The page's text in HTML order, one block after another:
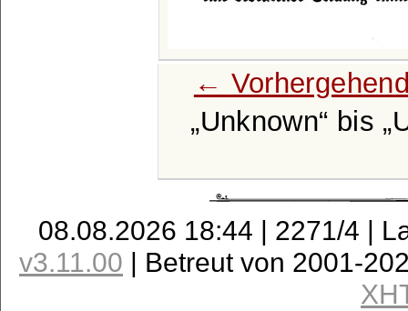
←
Unknown
bis
08.08.2026 18:44 | 2271/4 |
v3.11.00 | Betreut von 2001-